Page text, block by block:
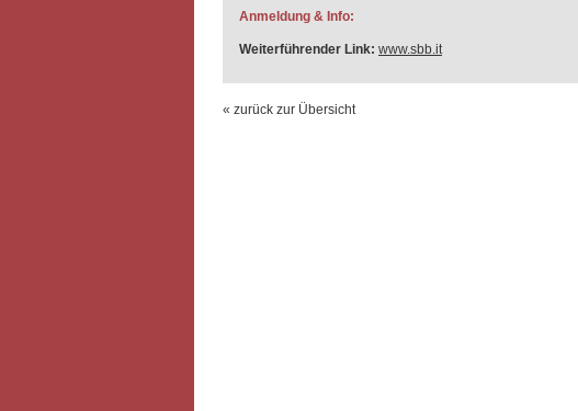
Anmeldung & Info:
Weiterführender Link: www.sbb.it
« zurück zur Übersicht